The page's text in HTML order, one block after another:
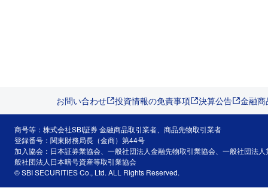
お問い合わせ 投資情報の免責事項 決算公告 金融
商号等：株式会社SBI証券 金融商品取引業者、商品先物取引業者
登録番号：関東財務局長（金商）第44号
加入協会：日本証券業協会、一般社団法人金融先物取引業協会、一般社団法
般社団法人日本暗号資産等取引業協会
© SBI SECURITIES Co., Ltd. ALL Rights Reserved.